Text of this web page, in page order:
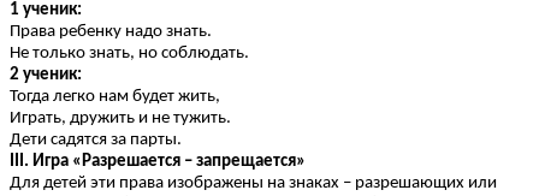
1 ученик:
Права ребенку надо знать.
Не только знать, но соблюдать.
2 ученик:
Тогда легко нам будет жить,
Играть, дружить и не тужить.
Дети садятся за парты.
III. Игра «Разрешается – запрещается»
Для детей эти права изображены на знаках – разрешающих или